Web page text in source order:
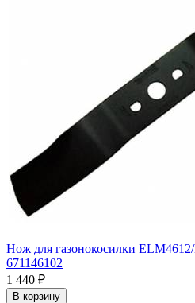
Нож для газонокосилки
671146102
1 440 ₽
В корзину